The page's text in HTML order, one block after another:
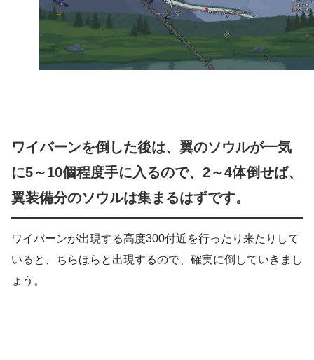
ワイバーンを倒した後は、翼のソウルが一気
に5～10個程度手に入るので、2～4体倒せば、
翼装備分のソウルは集まるはずです。
ワイバーンが出現する高度300付近を行ったり来たりして
いると、ちらほらと出現するので、確実に倒していきまし
ょう。